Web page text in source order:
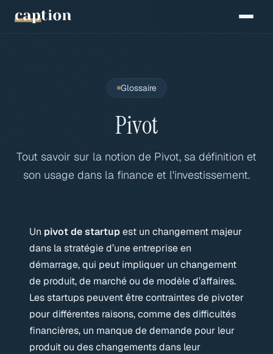
Glossaire
Pivot
Tout savoir sur la notion de Pivot, sa définition et
son usage dans la finance et l'investissement.
Un pivot de startupest un changement majeur
dans la stratégie d’une entreprise en
démarrage, qui peut impliquer un changement
de produit, de marché ou de modèle d’affaires.
Les startups peuvent être contraintes de pivoter
pour différentes raisons, comme des difficultés
financières, un manque de demande pour leur
produit ou des changements dans leur